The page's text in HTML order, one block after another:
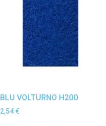
BLU VOLTURNO H200
2,54 €